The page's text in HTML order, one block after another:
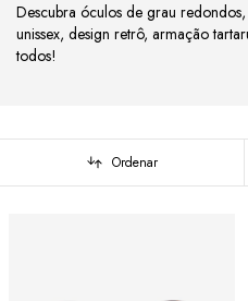
Descubra óculos de grau
unissex, design retrô, armação
todos!
Ordenar